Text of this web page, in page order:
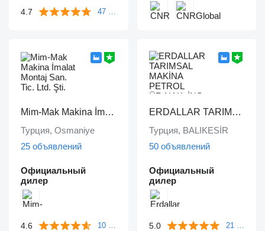
4.7 47 отзывов
Mim-Mak Makina İmalat Montaj San. Tic. Ltd. Şti.
Турция, Osmaniye
25 объявлений
Официальный
дилер
4.6 10 отзывов
ERDALLAR TARIMSAL MAKİNA PETROL ÜR.NAK. İNŞ. HAYV. SAN. VE TİC. LTD ŞTİ
Турция, BALIKESİR
50 объявлений
Официальный
дилер
5.0 21 отзыв